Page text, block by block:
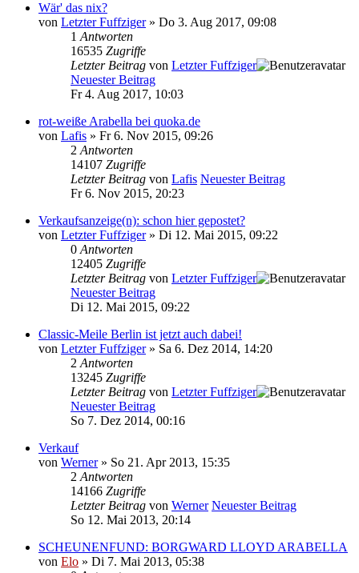
Wär' das nix?
von Letzter Fuffziger» Do 3. Aug 2017, 09:08
1 Antworten
16535 Zugriffe
Letzter Beitrag von Letzter Fuffziger
Neuester Beitrag
Fr 4. Aug 2017, 10:03
rot-weiße Arabella bei quoka.de
von Lafis » Fr 6. Nov 2015, 09:26
2 Antworten
14107 Zugriffe
Letzter Beitrag von Lafis Neuester Beitrag
Fr 6. Nov 2015, 20:23
Verkaufsanzeige(n): schon hier gepostet?
von Letzter Fuffziger» Di 12. Mai 2015, 09:22
0 Antworten
12405 Zugriffe
Letzter Beitrag von Letzter Fuffziger
Neuester Beitrag
Di 12. Mai 2015, 09:22
Classic-Meile Berlin ist jetzt auch dabei!
von Letzter Fuffziger» Sa 6. Dez 2014, 14:20
2 Antworten
13245 Zugriffe
Letzter Beitrag von Letzter Fuffziger
Neuester Beitrag
So 7. Dez 2014, 00:16
Verkauf
von Werner» So 21. Apr 2013, 15:35
2 Antworten
14166 Zugriffe
Letzter Beitrag von Werner Neuester Beitrag
So 12. Mai 2013, 20:14
SCHEUNENFUND: BORGWARD LLOYD ARABELLA
von Elo » Di 7. Mai 2013, 05:38